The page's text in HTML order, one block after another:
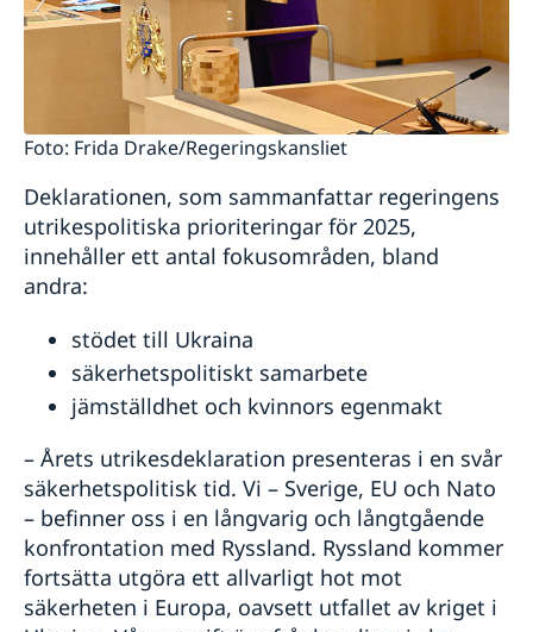
Foto: Frida Drake/Regeringskansliet
Deklarationen, som sammanfattar regeringens
utrikespolitiska prioriteringar för 2025,
innehåller ett antal fokusområden, bland
andra:
stödet till Ukraina
säkerhetspolitiskt samarbete
jämställdhet och kvinnors egenmakt
– Årets utrikesdeklaration presenteras i en svår
säkerhetspolitisk tid. Vi – Sverige, EU och Nato
– befinner oss i en långvarig och långtgående
konfrontation med Ryssland. Ryssland kommer
fortsätta utgöra ett allvarligt hot mot
säkerheten i Europa, oavsett utfallet av kriget i